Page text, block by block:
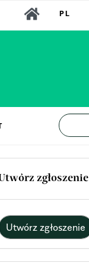
PL
zgłoszenie
Utwórz zgłoszenie